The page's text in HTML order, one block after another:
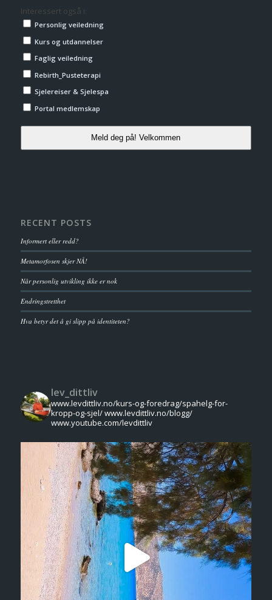
Interessert også i:
Personlig veiledning
Kurs og utdannelser
Faglig veiledning
Rebirth_Pusteterapi
Sjelereiser & Sjelespa
Portal medlemskap
Meld deg på! Velkommen
RECENT POSTS
Informert eller redd?
Metamorfosen skjer NÅ!
Når personlig utvikling ikke er nok
Endringstretthet
Hva betyr det å gi slipp på identiteten?
lev_dittliv
www.levdittliv.no/kurs-og-foredrag/spahelg-for-
kropp-og-sjel/www.levdittliv.no/blogg/
www.youtube.com/levdittliv